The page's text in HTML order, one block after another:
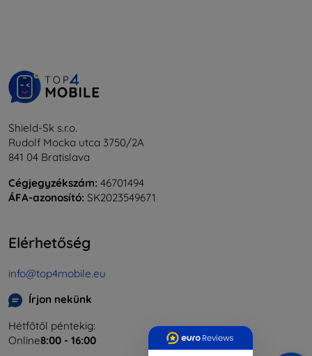
Shield-Sk s.r.o.
Rudolf Mocka utca 3750/2A
841 04 Bratislava
Cégjegyzékszám: 46701494
ÁFA-azonosító: SK2023549671
Elérhetőség
info@top4mobile.eu
Írjon nekünk
Hétfőtől péntekig:
Online8:00 - 16:00